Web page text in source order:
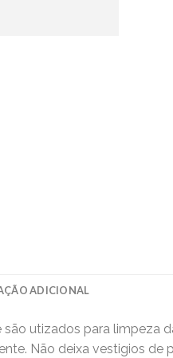
ADICIONAL
utizados para limpeza
Não deixa vestigios de